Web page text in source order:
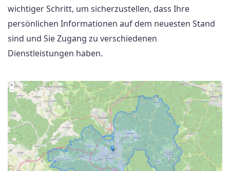
wichtiger Schritt, um sicherzustellen, dass Ihre
persönlichen Informationen auf dem neuesten Stand
sind und Sie Zugang zu verschiedenen
Dienstleistungen haben.